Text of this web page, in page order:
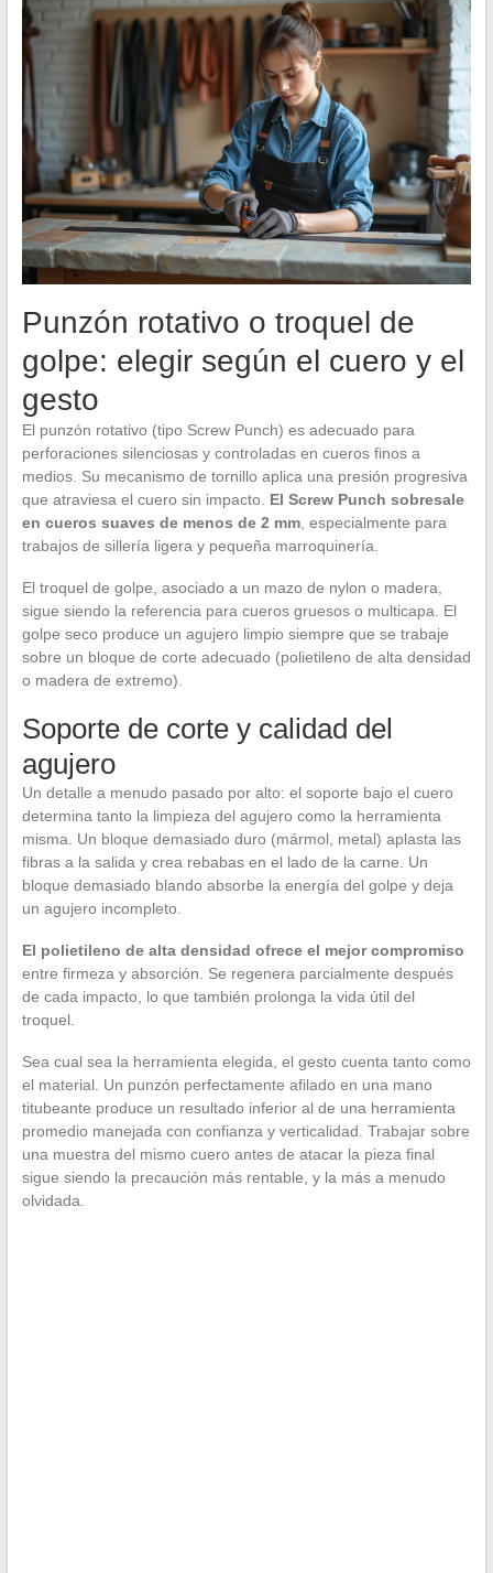
Punzón rotativo o troquel de
golpe: elegir según el cuero y el
gesto
El punzón rotativo (tipo Screw Punch) es adecuado para
perforaciones silenciosas y controladas en cueros finos a
medios. Su mecanismo de tornillo aplica una presión progresiva
que atraviesa el cuero sin impacto. El Screw Punch sobresale
en cueros suaves de menos de 2 mm, especialmente para
trabajos de sillería ligera y pequeña marroquinería.
El troquel de golpe, asociado a un mazo de nylon o madera,
sigue siendo la referencia para cueros gruesos o multicapa. El
golpe seco produce un agujero limpio siempre que se trabaje
sobre un bloque de corte adecuado (polietileno de alta densidad
o madera de extremo).
Soporte de corte y calidad del
agujero
Un detalle a menudo pasado por alto: el soporte bajo el cuero
determina tanto la limpieza del agujero como la herramienta
misma. Un bloque demasiado duro (mármol, metal) aplasta las
fibras a la salida y crea rebabas en el lado de la carne. Un
bloque demasiado blando absorbe la energía del golpe y deja
un agujero incompleto.
El polietileno de alta densidad ofrece el mejor compromiso
entre firmeza y absorción. Se regenera parcialmente después
de cada impacto, lo que también prolonga la vida útil del
troquel.
Sea cual sea la herramienta elegida, el gesto cuenta tanto como
el material. Un punzón perfectamente afilado en una mano
titubeante produce un resultado inferior al de una herramienta
promedio manejada con confianza y verticalidad. Trabajar sobre
una muestra del mismo cuero antes de atacar la pieza final
sigue siendo la precaución más rentable, y la más a menudo
olvidada.